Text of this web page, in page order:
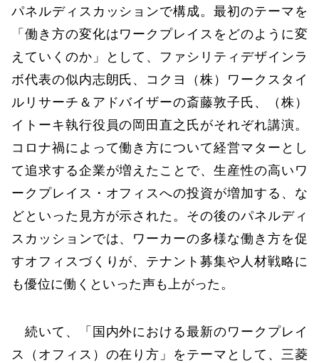
パネルディスカッションで構成。最初のテーマを
「働き方の変化はワークプレイスをどのように変
えていくのか」として、ファシリティデザインラ
ボ代表の似内志朗氏、コクヨ（株）ワークスタイ
ルリサーチ＆アドバイザーの斎藤敦子氏、（株）
イトーキ執行役員の岡田直之氏がそれぞれ講演。
コロナ禍によって働き方について経営マターとし
て追求する企業が増えたことで、生産性の高いワ
ークプレイス・オフィスへの投資が増加する、な
どといった見方が示された。その後のパネルディ
スカッションでは、ワーカーの多様な働き方を促
すオフィスづくりが、テナント募集や人材戦略に
も優位に働くといった声も上がった。
続いて、「国内外における最新のワークプレイ
ス（オフィス）の在り方」をテーマとして、三菱